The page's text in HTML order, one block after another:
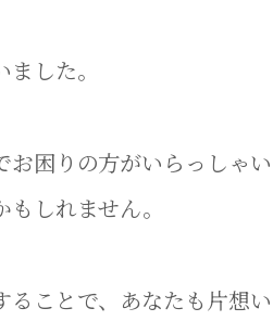
した。
お困りの方がいらっしゃ
しれません。
ることで、あなたも片想